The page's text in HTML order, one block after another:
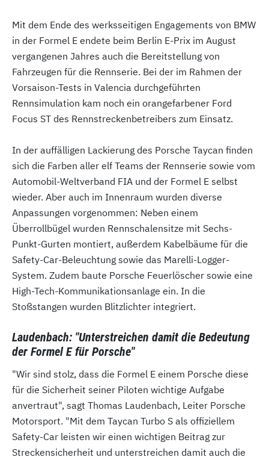
Mit dem Ende des werksseitigen Engagements von BMW
in der Formel E endete beim Berlin E-Prix im August
vergangenen Jahres auch die Bereitstellung von
Fahrzeugen für die Rennserie. Bei der im Rahmen der
Vorsaison-Tests in Valencia durchgeführten
Rennsimulation kam noch ein orangefarbener Ford
Focus ST des Rennstreckenbetreibers zum Einsatz.
In der auffälligen Lackierung des Porsche Taycan finden
sich die Farben aller elf Teams der Rennserie sowie vom
Automobil-Weltverband FIA und der Formel E selbst
wieder. Aber auch im Innenraum wurden diverse
Anpassungen vorgenommen: Neben einem
Überrollbügel wurden Rennschalensitze mit Sechs-
Punkt-Gurten montiert, außerdem Kabelbäume für die
Safety-Car-Beleuchtung sowie das Marelli-Logger-
System. Zudem baute Porsche Feuerlöscher sowie eine
High-Tech-Kommunikationsanlage ein. In die
Stoßstangen wurden Blitzlichter integriert.
Laudenbach: "Unterstreichen damit die Bedeutung
der Formel E für Porsche"
"Wir sind stolz, dass die Formel E einem Porsche diese
für die Sicherheit seiner Piloten wichtige Aufgabe
anvertraut", sagt Thomas Laudenbach, Leiter Porsche
Motorsport. "Mit dem Taycan Turbo S als offiziellem
Safety-Car leisten wir einen wichtigen Beitrag zur
Streckensicherheit und unterstreichen damit auch die